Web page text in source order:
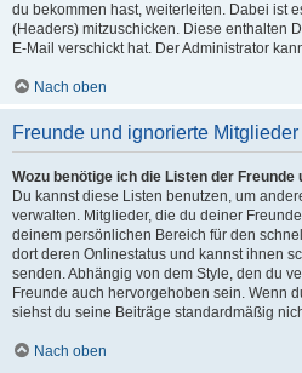
du bekommen hast, weiterleiten. Dabei ist
(Headers) mitzuschicken. Diese enthalten
E-Mail verschickt hat. Der Administrator
Nach oben
Freunde und ignorierte Mitglieder
Wozu benötige ich die Listen der
Du kannst diese Listen benutzen, um
verwalten. Mitglieder, die du deiner
deinem persönlichen Bereich für den
dort deren Onlinestatus und kannst ihnen
senden. Abhängig von dem Style, den du
Freunde auch hervorgehoben sein. Wenn
siehst du seine Beiträge standardmäßig
Nach oben